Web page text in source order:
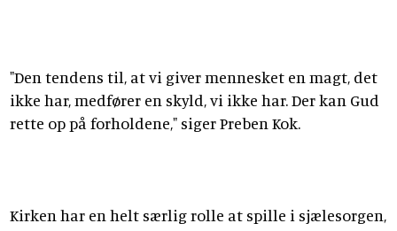
"Den tendens til, at vi giver mennesket en magt, det
ikke har, medfører en skyld, vi ikke har. Der kan Gud
rette op på forholdene," siger Preben Kok.
Kirken har en helt særlig rolle at spille i sjælesorgen,